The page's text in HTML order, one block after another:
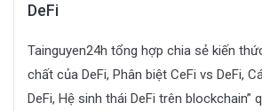
DeFi
Tainguyen24h tổng hợp chia sẻ kiến
chất của DeFi, Phân biệt CeFi vs DeFi,
DeFi, Hệ sinh thái DeFi trên blockchain”